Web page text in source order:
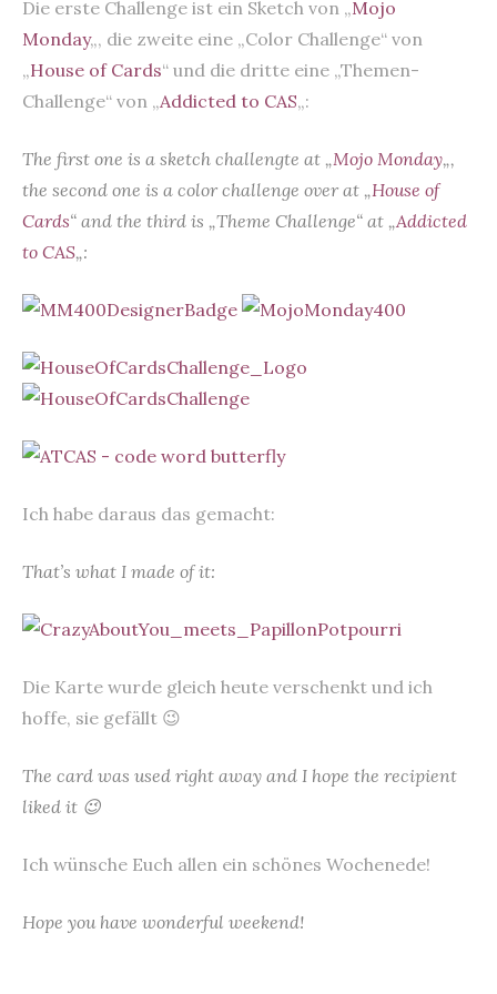
Die erste Challenge ist ein Sketch von „Mojo
Monday„, die zweite eine „Color Challenge“ von
„House of Cards“ und die dritte eine „Themen-
Challenge“ von „Addicted to CAS„:
The first one is a sketch challengte at „Mojo Monday„,
the second one is a color challenge over at „House of
Cards“ and the third is „Theme Challenge“ at „Addicted
to CAS„:
Ich habe daraus das gemacht:
That’s what I made of it:
Die Karte wurde gleich heute verschenkt und ich
hoffe, sie gefällt 😉
The card was used right away and I hope the recipient
liked it 😉
Ich wünsche Euch allen ein schönes Wochenede!
Hope you have wonderful weekend!